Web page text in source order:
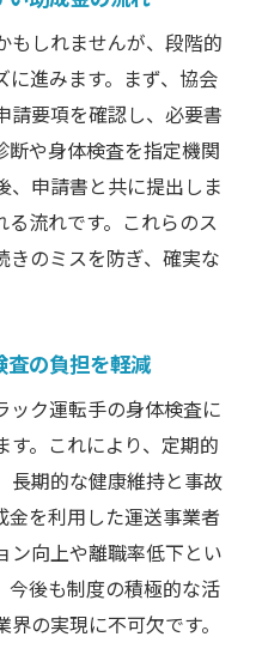
もしれませんが、段階的
に進みます。まず、協会
請要項を確認し、必要書
断や身体検査を指定機関
、申請書と共に提出しま
流れです。これらのス
きのミスを防ぎ、確実な
の負担を軽減
ック運転手の身体検査に
す。これにより、定期的
長期的な健康維持と事故
金を利用した運送事業者
ン向上や離職率低下とい
今後も制度の積極的な活
の実現に不可欠です。